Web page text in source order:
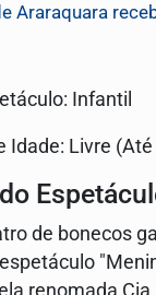
Araraquara
Infantil
Idade: Livre
de bonecos